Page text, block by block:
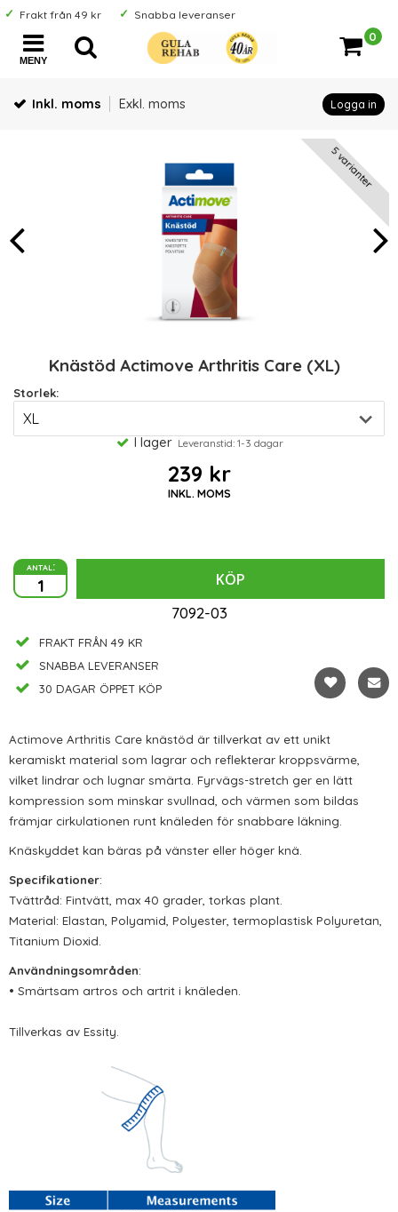
Frakt från 49 kr Snabba leveranser
MENY
0
Inkl. moms Exkl. moms Logga in
5 varianter
Knästöd Actimove Arthritis Care (XL)
Storlek:
I lager Leveranstid: 1-3 dagar
239 kr
INKL. MOMS
antal:
KÖP
7092-03
FRAKT FRÅN 49 KR
SNABBA LEVERANSER
30 DAGAR ÖPPET KÖP
Actimove Arthritis Care knästöd är tillverkat av ett unikt
keramiskt material som lagrar och reflekterar kroppsvärme,
vilket lindrar och lugnar smärta. Fyrvägs-stretch ger en lätt
kompression som minskar svullnad, och värmen som bildas
främjar cirkulationen runt knäleden för snabbare läkning.
Knäskyddet kan bäras på vänster eller höger knä.
Specifikationer:
Tvättråd: Fintvätt, max 40 grader, torkas plant.
Material: Elastan, Polyamid, Polyester, termoplastisk Polyuretan,
Titanium Dioxid.
Användningsområden:
• Smärtsam artros och artrit i knäleden.
Tillverkas av Essity.